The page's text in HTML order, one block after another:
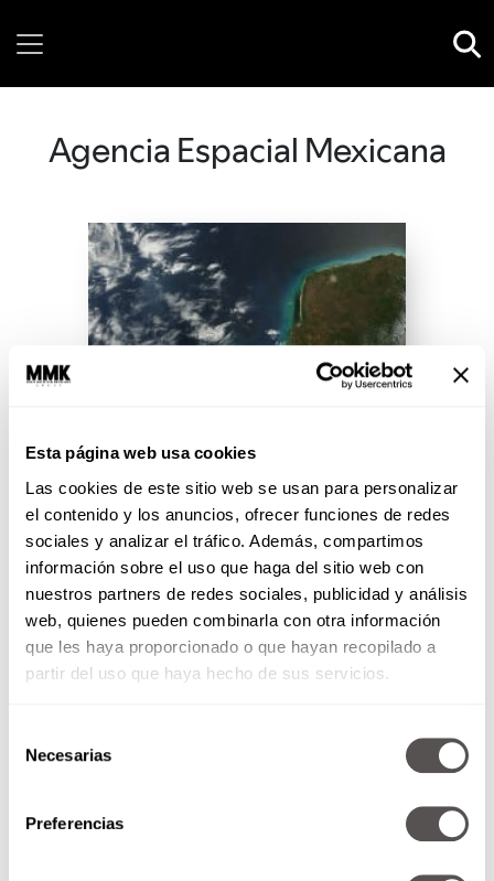
Esta página web usa cookies
Las cookies de este sitio web se usan para personalizar
el contenido y los anuncios, ofrecer funciones de redes
sociales y analizar el tráfico. Además, compartimos
información sobre el uso que haga del sitio web con
nuestros partners de redes sociales, publicidad y análisis
web, quienes pueden combinarla con otra información
que les haya proporcionado o que hayan recopilado a
partir del uso que haya hecho de sus servicios.
Necesarias
Preferencias
Agencia Espacial Mexicana
Puerto espacial en México
¿Se imaginan ver un lanzamiento
espacial en Quintana Roo?
Pronto será posible.